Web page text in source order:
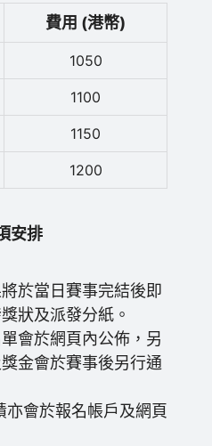
費用 (港幣)
1050
1100
1150
1200
安排
於當日賽事完結後即
狀及派發分紙。
會於網頁內公佈，另
金會於賽事後另行通
亦會於報名帳戶及網頁